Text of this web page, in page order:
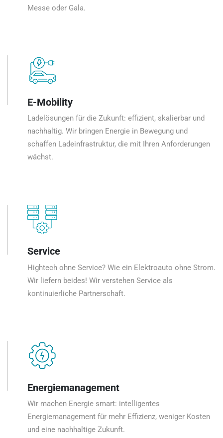
Messe oder Gala.
E-Mobility
Ladelösungen für die Zukunft: effizient, skalierbar und
nachhaltig. Wir bringen Energie in Bewegung und
schaffen Ladeinfrastruktur, die mit Ihren Anforderungen
wächst.
Service
Hightech ohne Service? Wie ein Elektroauto ohne Strom.
Wir liefern beides! Wir verstehen Service als
kontinuierliche Partnerschaft.
Energiemanagement
Wir machen Energie smart: intelligentes
Energiemanagement für mehr Effizienz, weniger Kosten
und eine nachhaltige Zukunft.